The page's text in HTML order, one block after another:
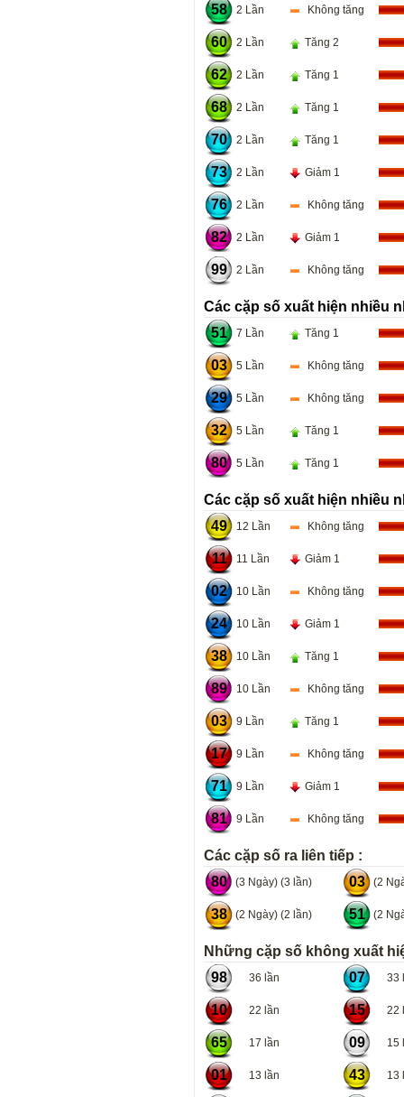
58 2 Lần Không tăng
60 2 Lần Tăng 2
62 2 Lần Tăng 1
68 2 Lần Tăng 1
70 2 Lần Tăng 1
73 2 Lần Giảm 1
76 2 Lần Không tăng
82 2 Lần Giảm 1
99 2 Lần Không tăng
Các cặp số xuất hiện nhiều
51
7 Lần Tăng 1
03 5 Lần Không tăng
29 5 Lần Không tăng
32 5 Lần Tăng 1
80 5 Lần Tăng 1
Các cặp số xuất hiện nhiều
49
12 Lần Không tăng
11 11 Lần Giảm 1
02 10 Lần Không tăng
24 10 Lần Giảm 1
38 10 Lần Tăng 1
89 10 Lần Không tăng
03 9 Lần Tăng 1
17 9 Lần Không tăng
71 9 Lần Giảm 1
81 9 Lần Không tăng
Các cặp số ra liên tiếp :
80
(3 Ngày) (3 lần) 03 (2
38 (2 Ngày) (2 lần) 51 (2
Những cặp số không xuất
98
36 lần 07 33
10 22 lần 15 22
65 17 lần 09 15
01 13 lần 43 13